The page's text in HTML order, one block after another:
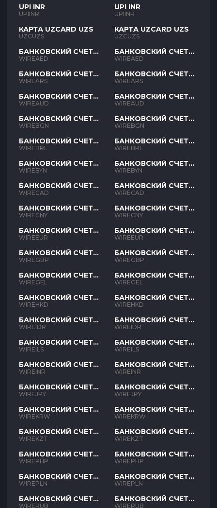
UPI INR
UPIINR
КАРТА UZCARD UZS
UZCUZS
БАНКОВСКИЙ СЧЕТ
AED
WIREAED
БАНКОВСКИЙ СЧЕТ
ARS
WIREARS
БАНКОВСКИЙ СЧЕТ
AUD
WIREAUD
БАНКОВСКИЙ СЧЕТ
BGN
WIREBGN
БАНКОВСКИЙ СЧЕТ
BRL
WIREBRL
БАНКОВСКИЙ СЧЕТ
BYN
WIREBYN
БАНКОВСКИЙ СЧЕТ
CAD
WIRECAD
БАНКОВСКИЙ СЧЕТ
CNY
WIRECNY
БАНКОВСКИЙ СЧЕТ
EUR
WIREEUR
БАНКОВСКИЙ СЧЕТ
GBP
WIREGBP
БАНКОВСКИЙ СЧЕТ
GEL
WIREGEL
БАНКОВСКИЙ СЧЕТ
HKD
WIREHKD
БАНКОВСКИЙ СЧЕТ
IDR
WIREIDR
БАНКОВСКИЙ СЧЕТ
ILS
WIREILS
БАНКОВСКИЙ СЧЕТ
INR
WIREINR
БАНКОВСКИЙ СЧЕТ
JPY
WIREJPY
БАНКОВСКИЙ СЧЕТ
KRW
WIREKRW
БАНКОВСКИЙ СЧЕТ
KZT
WIREKZT
БАНКОВСКИЙ СЧЕТ
PHP
WIREPHP
БАНКОВСКИЙ СЧЕТ
PLN
WIREPLN
БАНКОВСКИЙ СЧЕТ
RUB
WIRERUB
UPI INR
UPIINR
КАРТА UZCARD UZS
UZCUZS
БАНКОВСКИЙ СЧЕТ
AED
WIREAED
БАНКОВСКИЙ СЧЕТ
ARS
WIREARS
БАНКОВСКИЙ СЧЕТ
AUD
WIREAUD
БАНКОВСКИЙ СЧЕТ
BGN
WIREBGN
БАНКОВСКИЙ СЧЕТ
BRL
WIREBRL
БАНКОВСКИЙ СЧЕТ
BYN
WIREBYN
БАНКОВСКИЙ СЧЕТ
CAD
WIRECAD
БАНКОВСКИЙ СЧЕТ
CNY
WIRECNY
БАНКОВСКИЙ СЧЕТ
EUR
WIREEUR
БАНКОВСКИЙ СЧЕТ
GBP
WIREGBP
БАНКОВСКИЙ СЧЕТ
GEL
WIREGEL
БАНКОВСКИЙ СЧЕТ
HKD
WIREHKD
БАНКОВСКИЙ СЧЕТ
IDR
WIREIDR
БАНКОВСКИЙ СЧЕТ
ILS
WIREILS
БАНКОВСКИЙ СЧЕТ
INR
WIREINR
БАНКОВСКИЙ СЧЕТ
JPY
WIREJPY
БАНКОВСКИЙ СЧЕТ
KRW
WIREKRW
БАНКОВСКИЙ СЧЕТ
KZT
WIREKZT
БАНКОВСКИЙ СЧЕТ
PHP
WIREPHP
БАНКОВСКИЙ СЧЕТ
PLN
WIREPLN
БАНКОВСКИЙ СЧЕТ
RUB
WIRERUB